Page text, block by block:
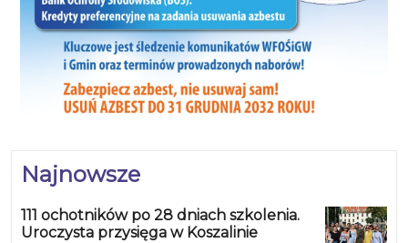
Najnowsze
111 ochotników po 28 dniach szkolenia.
Uroczysta przysięga w Koszalinie